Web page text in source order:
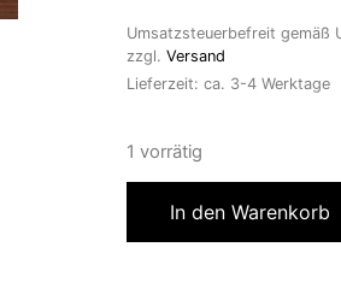
Umsatzsteuerbefreit gemäß
zzgl. Versand
Lieferzeit: ca. 3-4 Werktage
1 vorrätig
In den Warenkorb